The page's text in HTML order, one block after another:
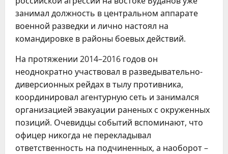
занимал должность в центральном аппарате
военной разведки и лично настоял на
командировке в районы боевых действий.
На протяжении 2014–2016 годов он
неоднократно участвовал в разведывательно-
диверсионных рейдах в тылу противника,
координировал агентурную сеть и занимался
организацией эвакуации раненых с окруженных
позиций. Очевидцы событий вспоминают, что
офицер никогда не перекладывал
ответственность на подчиненных, а наоборот –